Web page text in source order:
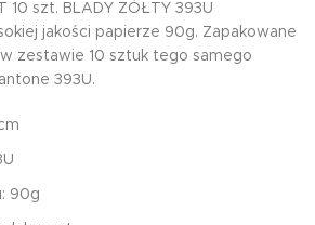
10 szt. BLADY ŻÓŁTY 393U
jakości papierze 90g. Zapakowane
zestawie 10 sztuk tego samego
393U.
90g